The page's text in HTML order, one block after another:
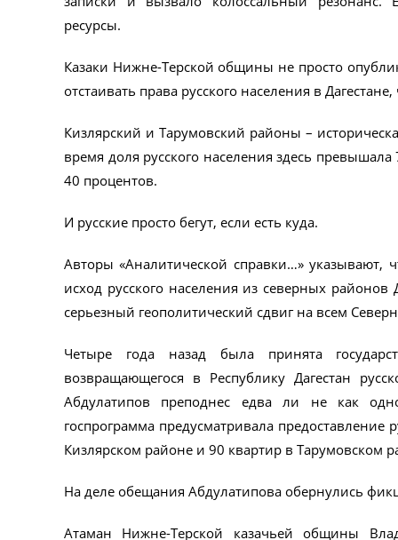
ресурсы.
Казаки Нижне-Терской общины не просто
отстаивать права русского населения в
Кизлярский и Тарумовский районы –
время доля русского населения здесь
40 процентов.
И русские просто бегут, если есть куда.
Авторы «Аналитической справки…»
исход русского населения из северных
серьезный геополитический сдвиг на всем
Четыре года назад была принята
возвращающегося в Республику Дагестан
Абдулатипов преподнес едва ли не как
госпрограмма предусматривала
Кизлярском районе и 90 квартир в Тарумовском
На деле обещания Абдулатипова обернулись
Атаман Нижне-Терской казачьей общины